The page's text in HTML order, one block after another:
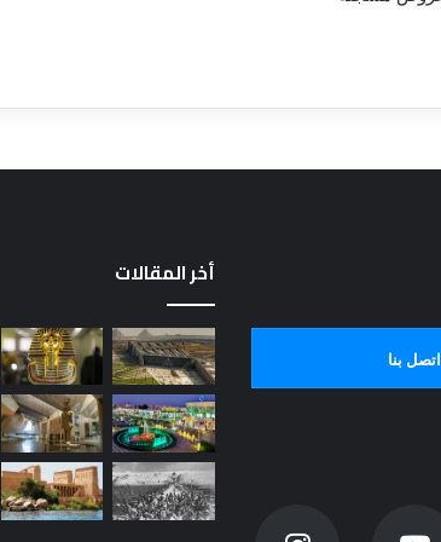
اتصل بنا
أخر المقالات